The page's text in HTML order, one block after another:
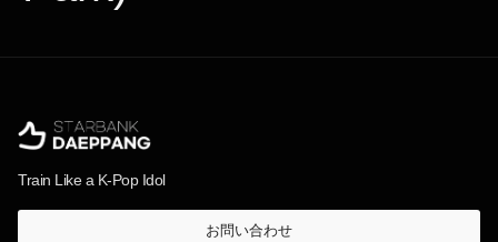
Train Like a K-Pop Idol
お問い合わせ